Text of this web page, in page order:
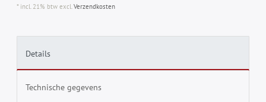
* incl. 21% btw excl.Verzendkosten
Details
Technische gegevens